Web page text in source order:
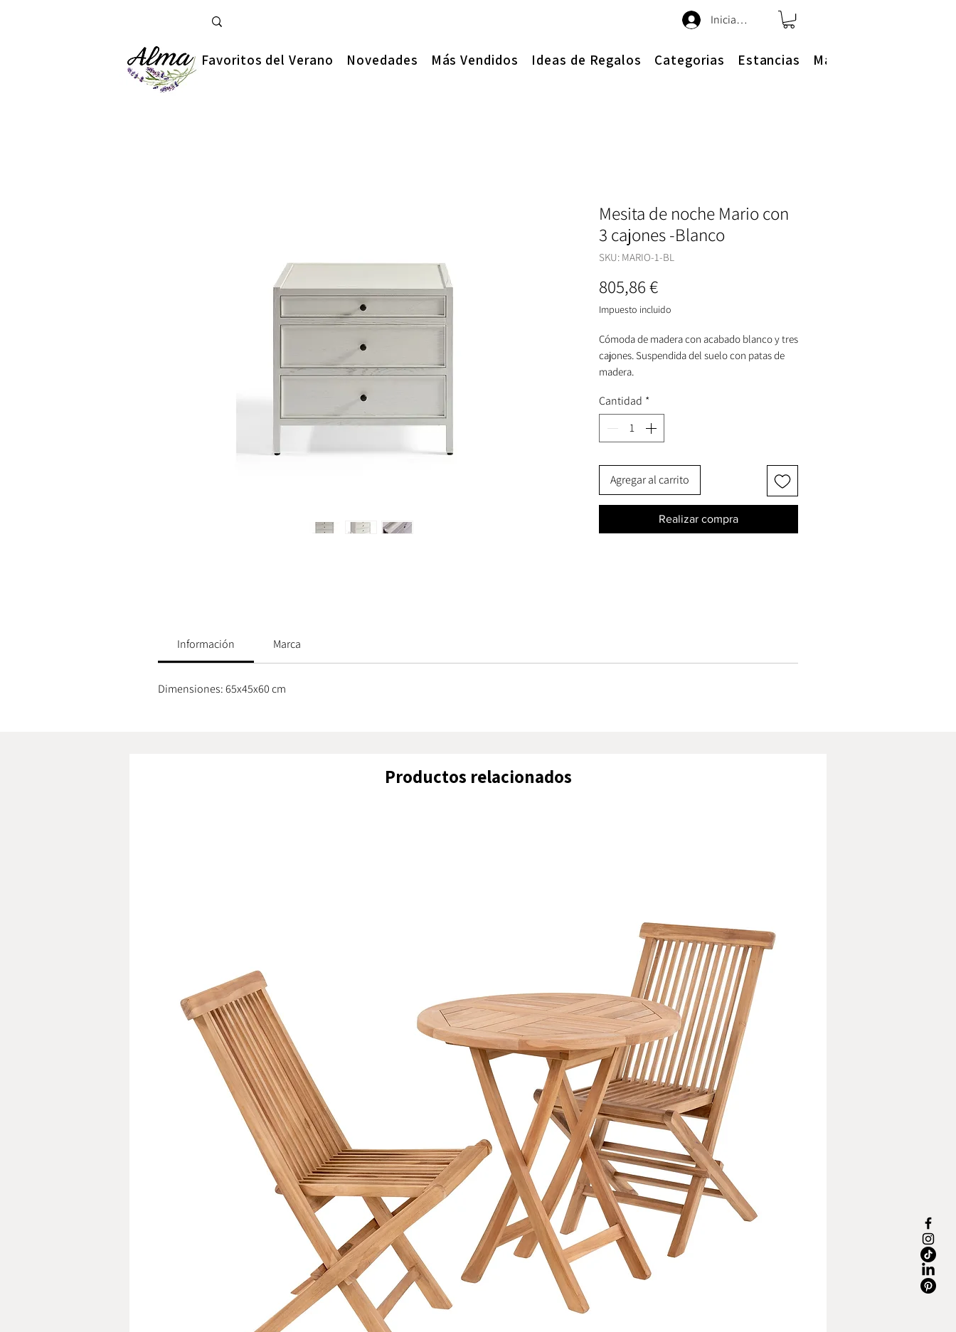
Iniciar sesión
Favoritos del Verano Novedades Más Vendidos Ideas de Regalos Categorias Estancias Más
Mesita de noche Mario con
3 cajones -Blanco
SKU: MARIO-1-BL
805,86 €Precio
Impuesto incluido
Cómoda de madera con acabado blanco y tres
cajones. Suspendida del suelo con patas de
madera.
Disponible en 4 colores diferentes, que se
combinan con muchos estilos de decoración
Certificado de silvicultura responsable.
Cantidad *
Agregar al carrito
Realizar compra
Información Marca
Dimensiones: 65x45x60 cm
Productos relacionados